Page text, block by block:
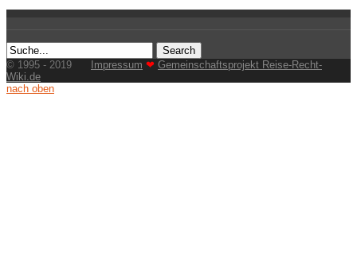
© 1995 - 2019 Impressum ❤ Gemeinschaftsprojekt Reise-Recht-
Wiki.de
nach oben